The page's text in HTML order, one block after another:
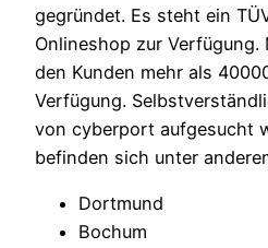
gegründet. Es steht ein
Onlineshop zur
den Kunden mehr als
Verfügung.
von cyberport aufgesucht
befinden sich unter
Dortmund
Bochum